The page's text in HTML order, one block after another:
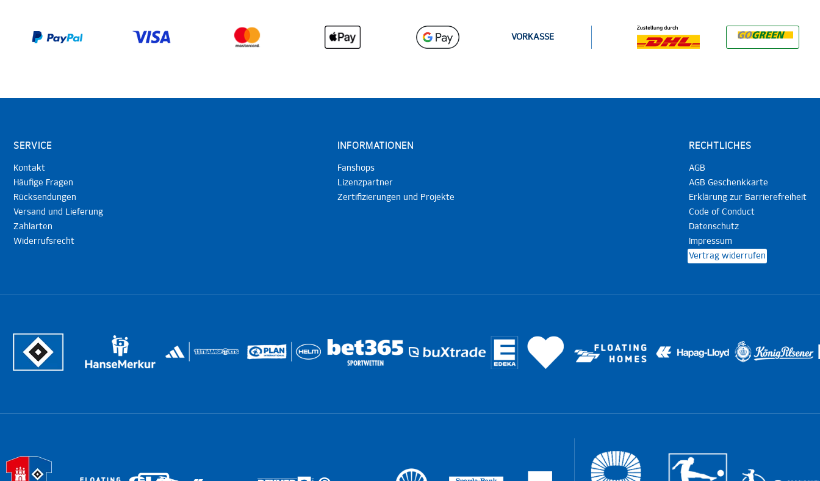
VORKASSE
SERVICE
Kontakt
Häufige Fragen
Rücksendungen
Versand und Lieferung
Zahlarten
Widerrufsrecht
INFORMATIONEN
Fanshops
Lizenzpartner
Zertifizierungen und Projekte
RECHTLICHES
AGB
AGB Geschenkkarte
Erklärung zur Barrierefreiheit
Code of Conduct
Datenschutz
Impressum
Vertrag widerrufen